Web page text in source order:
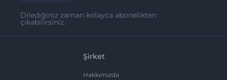
Dilediğiniz zaman kolayca abonelikten
çıkabilirsiniz.
Şirket
Hakkımızda